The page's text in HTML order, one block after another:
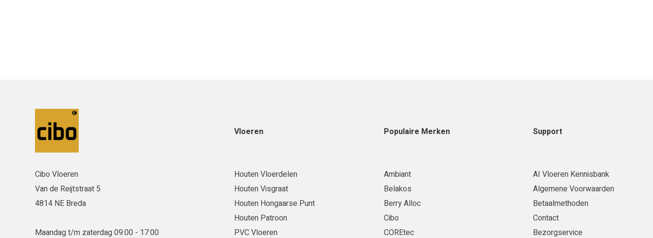
Cibo Vloeren
Van de Reijtstraat 5
4814 NE Breda
Maandag t/m zaterdag 09:00 - 17:00
Vloeren
Houten Vloerdelen
Houten Visgraat
Houten Hongaarse Punt
Houten Patroon
PVC Vloeren
Populaire Merken
Ambiant
Belakos
Berry Alloc
Cibo
COREtec
Support
AI Vloeren Kennisbank
Algemene Voorwaarden
Betaalmethoden
Contact
Bezorgservice